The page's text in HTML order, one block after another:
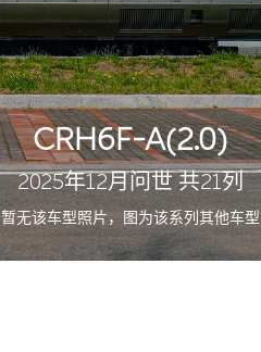
CRH6F-A(2.0)
2025年12月问世 共21列
暂无该车型照片，图为该系列其他车型